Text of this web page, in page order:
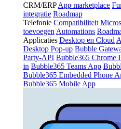
CRM/ERP App marketplace
integratie Roadmap
Telefonie Compatibiliteit
toevoegen Automations
Applicaties Desktop en Cloud
Desktop Pop-up Bubble
Party-API Bubble365 Chrome
in Bubble365 Teams App
Bubble365 Embedded Phone
Bubble365 Mobile App